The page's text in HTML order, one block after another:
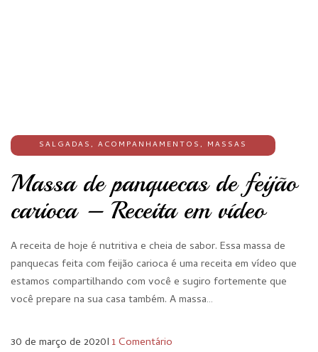
SALGADAS, ACOMPANHAMENTOS, MASSAS
Massa de panquecas de feijão
carioca – Receita em vídeo
A receita de hoje é nutritiva e cheia de sabor. Essa massa de
panquecas feita com feijão carioca é uma receita em vídeo que
estamos compartilhando com você e sugiro fortemente que
você prepare na sua casa também. A massa…
30 de março de 2020I 1 Comentário